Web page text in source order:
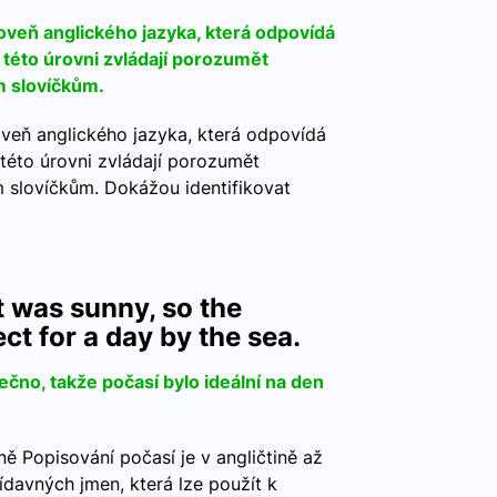
anglického jazyka, která odpovídá
úrovni zvládají porozumět
slovíčkům.
anglického jazyka, která odpovídá
úrovni zvládají porozumět
slovíčkům. Dokážou identifikovat
sunny, so the
for a day by the sea.
takže počasí bylo ideální na den
Popisování počasí je v angličtině až
jmen, která lze použít k